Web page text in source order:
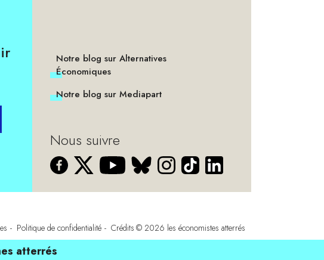
Notre blog sur Alternatives
Économiques
Notre blog sur Mediapart
Nous suivre
Politique de confidentialité Crédits © 2026 les économistes atterrés
atterrés